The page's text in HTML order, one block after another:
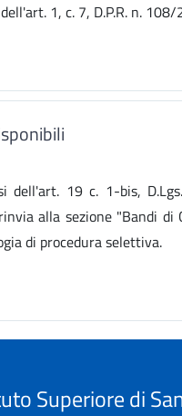
1, c. 7, D.P.R. n.
dell'art. 19 c. 1-bis,
alla sezione "Bandi
di procedura selettiva.
Superiore di